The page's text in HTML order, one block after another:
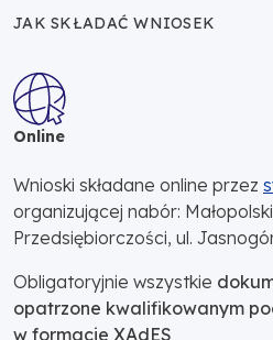
JAK SKŁADAĆ WNIOSEK
Online
Wnioski składane online przez
organizującej nabór:
Przedsiębiorczości, ul.
Obligatoryjnie wszystkie
opatrzone kwalifikowanym
w formacie XAdES